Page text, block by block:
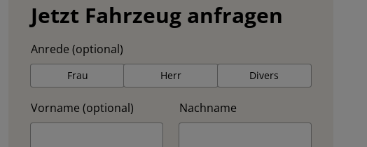
Jetzt Fahrzeug anfragen
Anrede (optional)
Frau Herr Divers
Vorname (optional) Nachname